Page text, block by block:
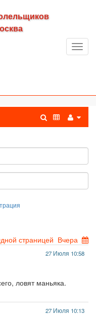
страницей Вчера
27 Июля 10:58
ловят маньяка.
27 Июля 10:13